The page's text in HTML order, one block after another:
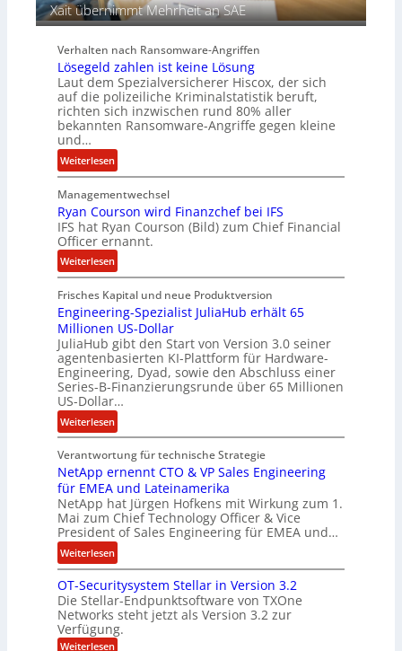
r
b
i
t
e
n
z
s
a
m
e
n
Xait übernimmt Mehrheit an SAE
Verhalten nach Ransomware-Angriffen
Lösegeld zahlen ist keine Lösung
Laut dem Spezialversicherer Hiscox, der sich
auf die polizeiliche Kriminalstatistik beruft,
richten sich inzwischen rund 80% aller
bekannten Ransomware-Angriffe gegen kleine
und…
Weiterlesen:
L
ö
s
e
g
e
l
d
z
a
h
l
e
i
s
e
i
n
e
L
ö
s
u
n
g
Managementwechsel
Ryan Courson wird Finanzchef bei IFS
IFS hat Ryan Courson (Bild) zum Chief Financial
Officer ernannt.
Weiterlesen:
R
y
a
n
C
o
u
s
o
r
d
F
i
n
a
n
z
c
Frisches Kapital und neue Produktversion
Engineering-Spezialist JuliaHub erhält 65
Millionen US-Dollar
JuliaHub gibt den Start von Version 3.0 seiner
agentenbasierten KI-Plattform für Hardware-
Engineering, Dyad, sowie den Abschluss einer
Series-B-Finanzierungsrunde über 65 Millionen
US-Dollar…
Weiterlesen:
E
n
g
n
e
e
r
i
n
g
-
S
Verantwortung für technische Strategie
NetApp ernennt CTO & VP Sales Engineering
für EMEA und Lateinamerika
NetApp hat Jürgen Hofkens mit Wirkung zum 1.
Mai zum Chief Technology Officer & Vice
President of Sales Engineering für EMEA und…
Weiterlesen:
N
e
t
A
p
OT-Securitysystem Stellar in Version 3.2
Die Stellar-Endpunktsoftware von TXOne
Networks steht jetzt als Version 3.2 zur
Verfügung.
Weiterlesen: